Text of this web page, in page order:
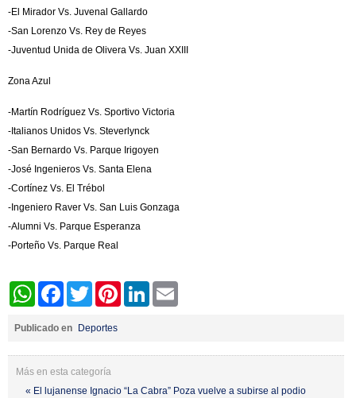
-El Mirador Vs. Juvenal Gallardo
-San Lorenzo Vs. Rey de Reyes
-Juventud Unida de Olivera Vs. Juan XXIII
Zona Azul
-Martín Rodríguez Vs. Sportivo Victoria
-Italianos Unidos Vs. Steverlynck
-San Bernardo Vs. Parque Irigoyen
-José Ingenieros Vs. Santa Elena
-Cortínez Vs. El Trébol
-Ingeniero Raver Vs. San Luis Gonzaga
-Alumni Vs. Parque Esperanza
-Porteño Vs. Parque Real
WhatsAppFacebookTwitter PinterestLinkedIn
Publicado en Deportes
Más en esta categoría
« El lujanense Ignacio “La Cabra” Poza vuelve a subirse al podio